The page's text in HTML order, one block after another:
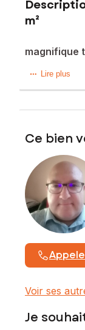
m²
magnifique
Ce beau
faite.Nous
Les
exposé sont
Prix de vente :
Honoraires
Contactez
06 02 52 30
commercial
numéro
Lire plus
Ce bien
Voir ses
Je